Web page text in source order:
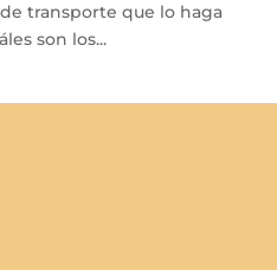
transporte que lo haga
son los...